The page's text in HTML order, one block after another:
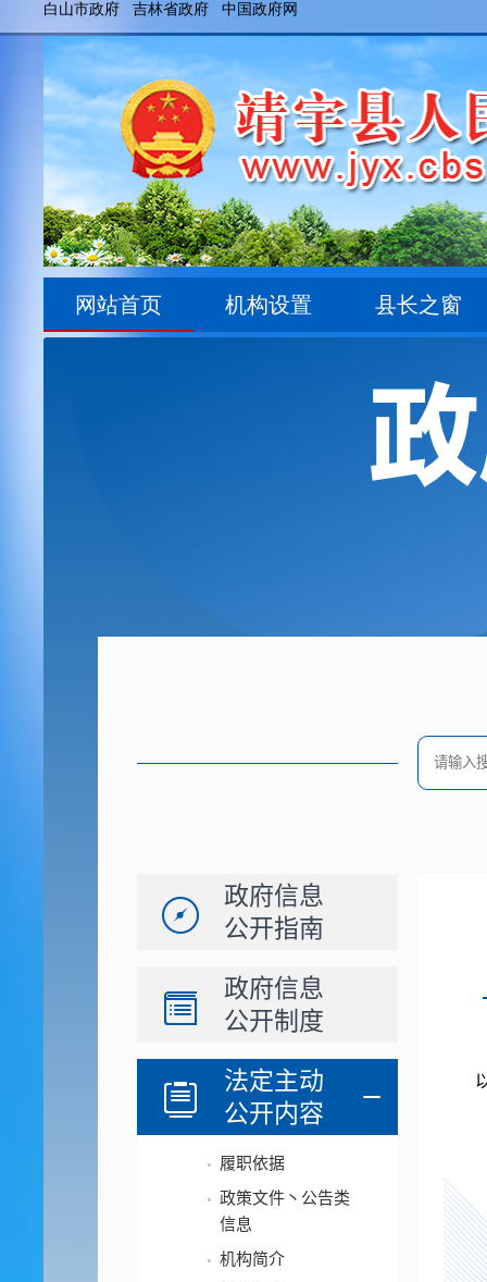
政府信息
公开指南
政府信息
公开制度
法定主动
公开内容
履职依据
政策文件丶公告类
信息
机构简介